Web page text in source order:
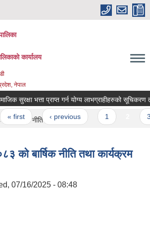
कार्यालय
नेपाल
सुरक्षा भत्ता प्राप्त गर्न योग्य लाभग्राहीहरुको
« first ‹ previous 1 3
बार्षिक नीति तथा कार्यक्रम ।
को बार्षिक नीति तथा कार्यक्रम
07/16/2025 - 08:48